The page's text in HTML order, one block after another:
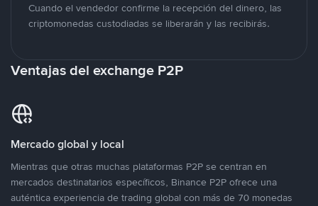
Cuando el vendedor confirme la recepción del dinero, las
criptomonedas custodiadas se liberarán y las recibirás.
Ventajas del exchange P2P
Mercado global y local
Mientras que otras muchas plataformas P2P se centran en
mercados destinatarios específicos, Binance P2P ofrece una
auténtica experiencia de trading global con más de 70 monedas